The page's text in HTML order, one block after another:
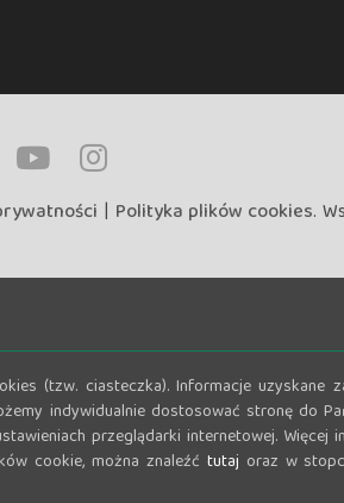
| Polityka plików cookies.
(tzw. ciasteczka). Informacje uzyskane
indywidualnie dostosować stronę do
przeglądarki internetowej. Więcej
cookie, można znaleźć tutaj oraz w